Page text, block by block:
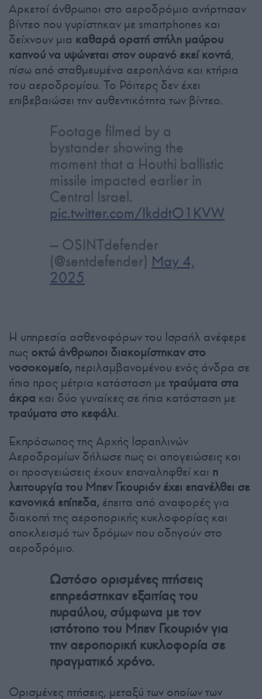
Αρκετοί άνθρωποι στο αεροδρόμιο ανήρτησαν
βίντεο που γυρίστηκαν με smartphones και
δείχνουν μια καθαρά ορατή στήλη μαύρου
καπνού να υψώνεται στον ουρανό εκεί κοντά,
πίσω από σταθμευμένα αεροπλάνα και κτήρια
του αεροδρομίου. Το Ρόιτερς δεν έχει
επιβεβαιώσει την αυθεντικότητα των βίντεο.
Footage filmed by a
bystander showing the
moment that a Houthi ballistic
missile impacted earlier in
Central Israel.
pic.twitter.com/IkddtO1KVW
— OSINTdefender
(@sentdefender) May 4,
2025
Η υπηρεσία ασθενοφόρων του Ισραήλ ανέφερε
πως οκτώ άνθρωποι διακομίστηκαν στο
νοσοκομείο, περιλαμβανομένου ενός άνδρα σε
ήπια προς μέτρια κατάσταση με τραύματα στα
άκρα και δύο γυναίκες σε ήπια κατάσταση με
τραύματα στο κεφάλι.
Εκπρόσωπος της Αρχής Ισραηλινών
Αεροδρομίων δήλωσε πως οι απογειώσεις και
οι προσγειώσεις έχουν επαναληφθεί και η
λειτουργία του Μπεν Γκουριόν έχει επανέλθει σε
κανονικά επίπεδα, έπειτα από αναφορές για
διακοπή της αεροπορικής κυκλοφορίας και
αποκλεισμό των δρόμων που οδηγούν στο
αεροδρόμιο.
Ωστόσο ορισμένες πτήσεις
επηρεάστηκαν εξαιτίας του
πυραύλου, σύμφωνα με τον
ιστότοπο του Μπεν Γκουριόν για
την αεροπορική κυκλοφορία σε
πραγματικό χρόνο.
Ορισμένες πτήσεις, μεταξύ των οποίων των